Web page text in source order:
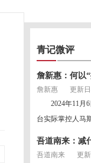
青记微评
詹新惠：何以
詹新惠
更新
2024年11月6
台实际掌控人马
吾道南来：减
吾道南来
更